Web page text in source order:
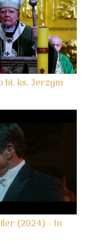
ks. Jerzym
(2024) - In